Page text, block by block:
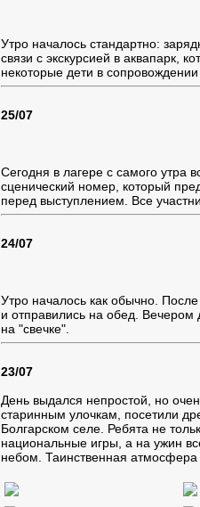
Утро началось стандартно:
связи с экскурсией в аквапарк,
некоторые дети в
25/07
Сегодня в лагере с самого утра
сценический номер, который
перед выступлением. Все
24/07
Утро началось как обычно.
и отправились на обед.
на "свечке".
23/07
День выдался непростой, но
старинным улочкам, посетили
Болгарском селе. Ребята не
национальные игры, а на ужин
небом. Таинственная